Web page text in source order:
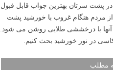
پشت سرتان بهترین جواب قابل قبول
مردم هنگام غروب با خورشید پشت
با درخششی طلایی روشن می شود.
در نور خورشید بحث کنیم.
مطلب